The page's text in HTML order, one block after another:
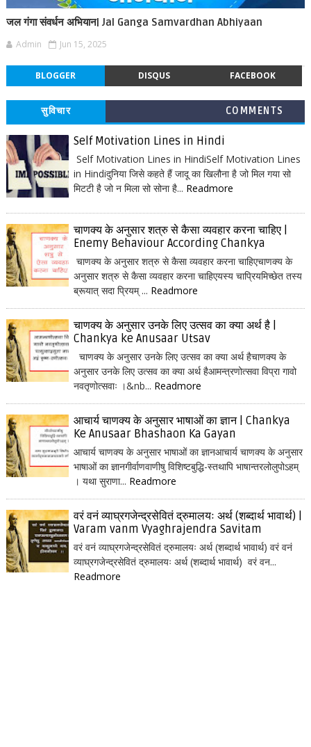
जल गंगा संवर्धन अभियान| Jal Ganga Samvardhan Abhiyaan
Admin Jun 15, 2025
BLOGGER DISQUS FACEBOOK
सुविचार COMMENTS
Self Motivation Lines in Hindi
Self Motivation Lines in HindiSelf Motivation Lines
in Hindiदुनिया जिसे कहते हैं जादू का खिलौना है जो मिल गया सो
मिटटी है जो न मिला सो सोना है... Readmore
चाणक्य के अनुसार शत्रु से कैसा व्यवहार करना चाहिए |
Enemy Behaviour According Chankya
चाणक्य के अनुसार शत्रु से कैसा व्यवहार करना चाहिएचाणक्य के
अनुसार शत्रु से कैसा व्यवहार करना चाहिएयस्य चाप्रियमिच्छेत तस्य
ब्रूयात् सदा प्रियम् ... Readmore
चाणक्य के अनुसार उनके लिए उत्सव का क्या अर्थ है |
Chankya ke Anusaar Utsav
चाणक्य के अनुसार उनके लिए उत्सव का क्या अर्थ हैचाणक्य के
अनुसार उनके लिए उत्सव का क्या अर्थ हैआमन्त्रणोत्सवा विप्रा गावो
नवतृणोत्सवाः ।&nb... Readmore
आचार्य चाणक्य के अनुसार भाषाओं का ज्ञान | Chankya
Ke Anusaar Bhashaon Ka Gayan
आचार्य चाणक्य के अनुसार भाषाओं का ज्ञानआचार्य चाणक्य के अनुसार
भाषाओं का ज्ञानगीर्वाणवाणीषु विशिष्टबुद्धि-स्तथापि भाषान्तरलोलुपोऽहम्
। यथा सुराणा... Readmore
वरं वनं व्याघ्रगजेन्द्रसेवितं द्रुमालयः अर्थ (शब्दार्थ भावार्थ) |
Varam vanm Vyaghrajendra Savitam
वरं वनं व्याघ्रगजेन्द्रसेवितं द्रुमालयः अर्थ (शब्दार्थ भावार्थ) वरं वनं
व्याघ्रगजेन्द्रसेवितं द्रुमालयः अर्थ (शब्दार्थ भावार्थ) वरं वन...
Readmore